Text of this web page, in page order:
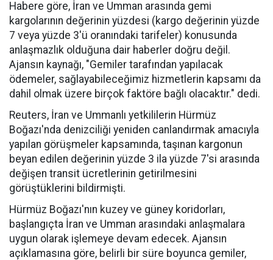
Habere göre, İran ve Umman arasında gemi
kargolarının değerinin yüzdesi (kargo değerinin yüzde
7 veya yüzde 3'ü oranındaki tarifeler) konusunda
anlaşmazlık olduğuna dair haberler doğru değil.
Ajansın kaynağı, "Gemiler tarafından yapılacak
ödemeler, sağlayabileceğimiz hizmetlerin kapsamı da
dahil olmak üzere birçok faktöre bağlı olacaktır." dedi.
Reuters, İran ve Ummanlı yetkililerin Hürmüz
Boğazı'nda denizciliği yeniden canlandırmak amacıyla
yapılan görüşmeler kapsamında, taşınan kargonun
beyan edilen değerinin yüzde 3 ila yüzde 7'si arasında
değişen transit ücretlerinin getirilmesini
görüştüklerini bildirmişti.
Hürmüz Boğazı'nın kuzey ve güney koridorları,
başlangıçta İran ve Umman arasındaki anlaşmalara
uygun olarak işlemeye devam edecek. Ajansın
açıklamasına göre, belirli bir süre boyunca gemiler,